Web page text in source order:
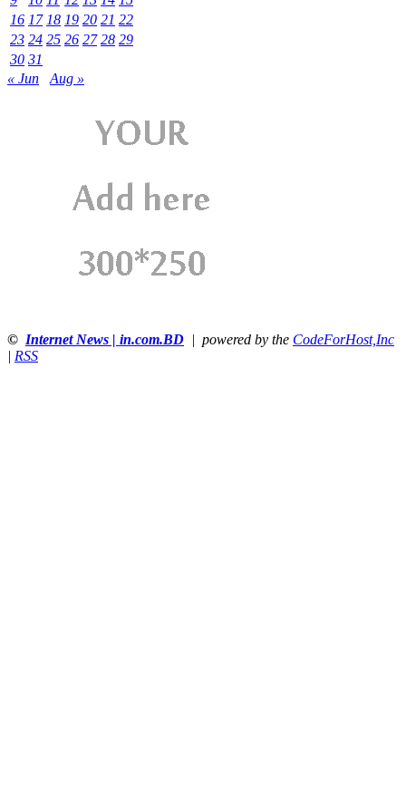
16 17 18 19 20 21 22
23 24 25 26 27 28 29
30 31
« Jun
Aug »
© Internet News | in.com.BD | powered by the CodeForHost,Inc
RSS